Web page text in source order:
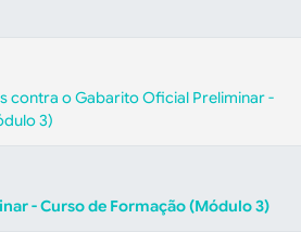
contra o Gabarito Oficial Preliminar -
3)
- Curso de Formação (Módulo 3)